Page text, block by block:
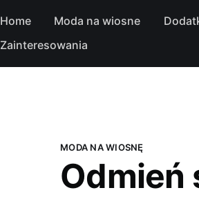
Home Moda na wiosne
Zainteresowania
MODA NA WIOSNĘ
Odmień